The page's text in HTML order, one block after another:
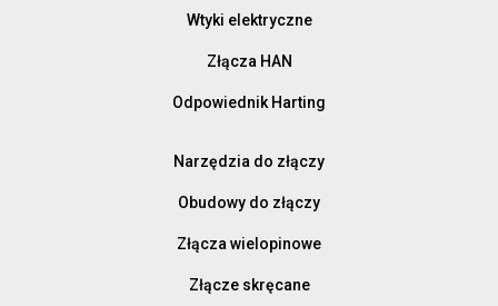
Wtyki elektryczne
Złącza HAN
Odpowiednik Harting
Narzędzia do złączy
Obudowy do złączy
Złącza wielopinowe
Złącze skręcane